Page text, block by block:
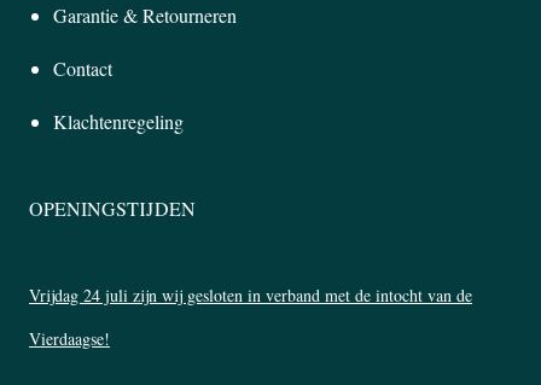
Garantie & Retourneren
Contact
Klachtenregeling
OPENINGSTIJDEN
Vrijdag 24 juli zijn wij gesloten in verband met de intocht van de
Vierdaagse!